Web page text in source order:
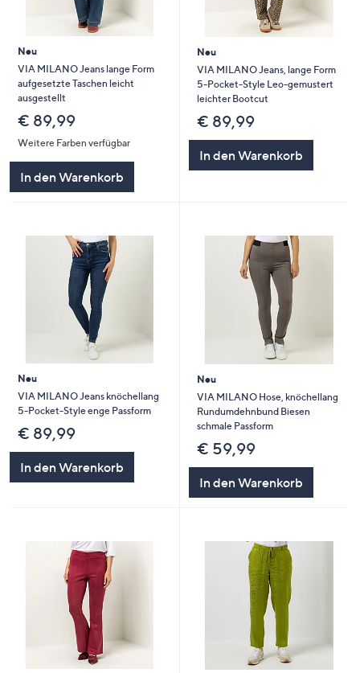
Neu
VIA MILANO Jeans lange Form
aufgesetzte Taschen leicht
ausgestellt
€ 89,99
Weitere Farben verfügbar
In den Warenkorb
Neu
VIA MILANO Jeans, lange Form
5-Pocket-Style Leo-gemustert
leichter Bootcut
€ 89,99
In den Warenkorb
Neu
VIA MILANO Jeans knöchellang
5-Pocket-Style enge Passform
€ 89,99
In den Warenkorb
Neu
VIA MILANO Hose, knöchellang
Rundumdehnbund Biesen
schmale Passform
€ 59,99
In den Warenkorb